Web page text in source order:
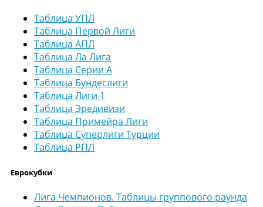
Таблица УПЛ
Таблица Первой Лиги
Таблица АПЛ
Таблица Ла Лига
Таблица Серии А
Таблица Бундеслиги
Таблица Лиги 1
Таблица Эредивизи
Таблица Примейра Лиги
Таблица Суперлиги Турции
Таблица РПЛ
Еврокубки
Лига Чемпионов. Таблицы группового раунда